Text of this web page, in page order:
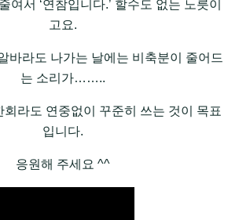
여서 ‘연참입니다.’ 할수도 없는 노릇이
고요.
바라도 나가는 날에는 비축분이 줄어드
는 소리가……..
회라도 연중없이 꾸준히 쓰는 것이 목표
입니다.
응원해 주세요 ^^